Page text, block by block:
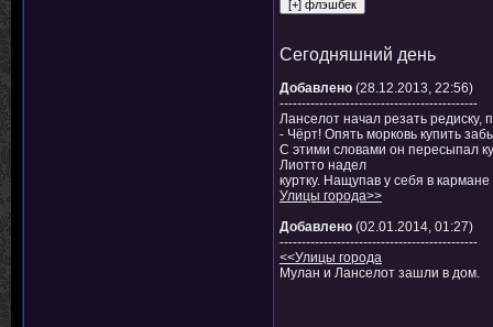
Сегодняшний день
Добавлено (28.12.2013, 22:56)
---------------------------------------------
Ланселот начал резать редиску,
- Чёрт! Опять морковь купить
С этими словами он пересыпал
Лиотто надел
куртку. Нащупав у себя в
Улицы города>>
Добавлено (02.01.2014, 01:27)
---------------------------------------------
<<Улицы города
Мулан и Ланселот зашли в дом.